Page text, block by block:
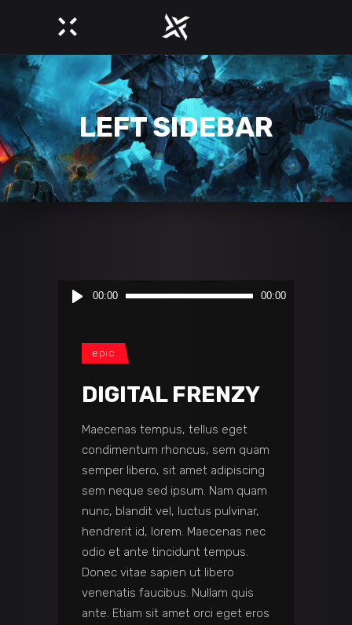
LEFT SIDEBAR
Audio
00:00 00:00
epic
DIGITAL FRENZY
Maecenas tempus, tellus eget
condimentum rhoncus, sem quam
semper libero, sit amet adipiscing
sem neque sed ipsum. Nam quam
nunc, blandit vel, luctus pulvinar,
hendrerit id, lorem. Maecenas nec
odio et ante tincidunt tempus.
Donec vitae sapien ut libero
venenatis faucibus. Nullam quis
ante. Etiam sit amet orci eget eros